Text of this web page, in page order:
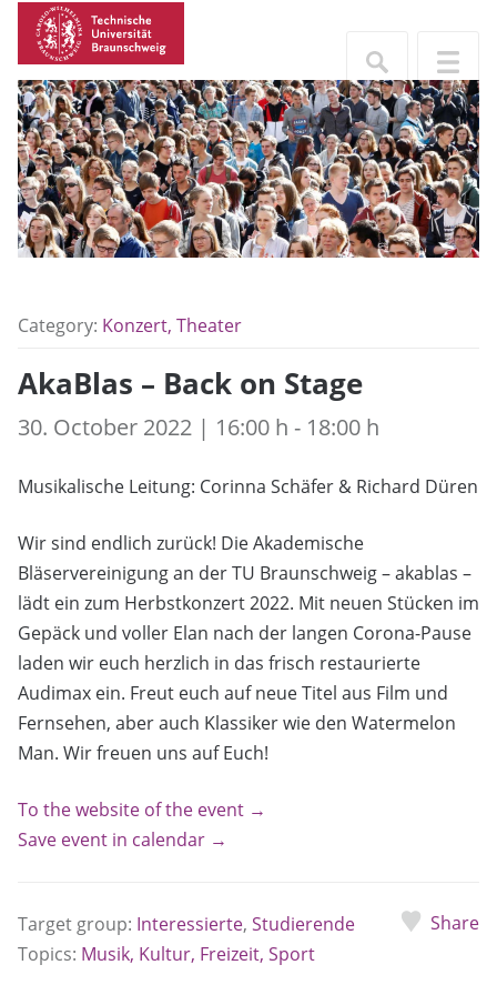
Category: Konzert, Theater
AkaBlas – Back on Stage
30. October 2022 | 16:00 h - 18:00 h
Musikalische Leitung: Corinna Schäfer & Richard Düren
Wir sind endlich zurück! Die Akademische
Bläservereinigung an der TU Braunschweig – akablas –
lädt ein zum Herbstkonzert 2022. Mit neuen Stücken im
Gepäck und voller Elan nach der langen Corona-Pause
laden wir euch herzlich in das frisch restaurierte
Audimax ein. Freut euch auf neue Titel aus Film und
Fernsehen, aber auch Klassiker wie den Watermelon
Man. Wir freuen uns auf Euch!
To the website of the event →
Save event in calendar →
Target group: Interessierte, Studierende
Topics: Musik, Kultur, Freizeit, Sport
Share